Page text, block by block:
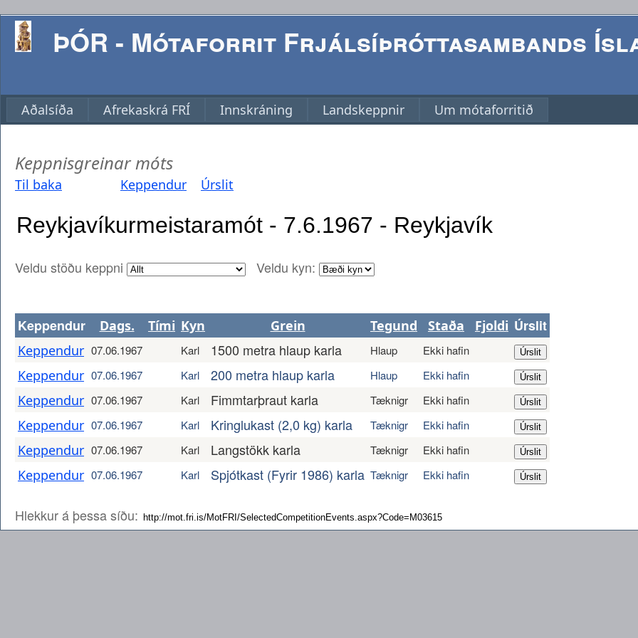
ÞÓR - Mótaforrit Frjálsíþróttasambands
Aðalsíða Afrekaskrá FRÍ Innskráning Landskeppnir Um mótaforritið
Keppnisgreinar móts
Til baka Keppendur Úrslit
Veldu stöðu keppni Veldu kyn:
Keppendur Dags. Tími Kyn Grein Tegund Staða Fjoldi Úrslit
Keppendur 07.06.1967 Karl 1500 metra hlaup karla Hlaup Ekki hafin
Keppendur 07.06.1967 Karl 200 metra hlaup karla Hlaup Ekki hafin
Keppendur 07.06.1967 Karl Fimmtarþraut karla Tæknigr Ekki hafin
Keppendur 07.06.1967 Karl Kringlukast (2,0 kg) karla Tæknigr Ekki hafin
Keppendur 07.06.1967 Karl Langstökk karla Tæknigr Ekki hafin
Keppendur 07.06.1967 Karl Spjótkast (Fyrir 1986) karla Tæknigr Ekki hafin
Hlekkur á þessa síðu: